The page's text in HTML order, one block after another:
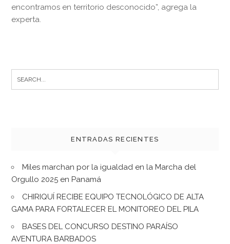
encontramos en territorio desconocido”, agrega la
experta.
ENTRADAS RECIENTES
Miles marchan por la igualdad en la Marcha del
Orgullo 2025 en Panamá
CHIRIQUÍ RECIBE EQUIPO TECNOLÓGICO DE ALTA
GAMA PARA FORTALECER EL MONITOREO DEL PILA
BASES DEL CONCURSO DESTINO PARAÍSO
AVENTURA BARBADOS